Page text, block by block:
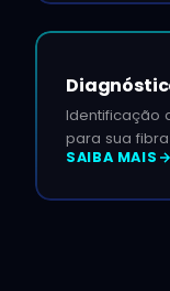
Identificação
para sua
SAIBA MAIS